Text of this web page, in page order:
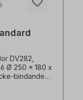
DV282,
Ø 250 x 180 x
bindande